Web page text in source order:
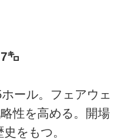
㌔
ール。フェアウェ
性を高める。開場
をもつ。